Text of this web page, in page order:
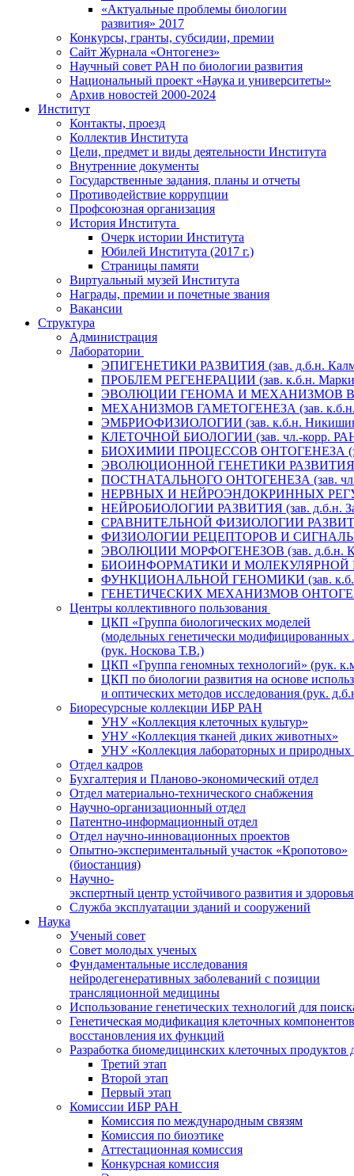
«Актуальные проблемы биологии
развития» 2017
Конкурсы, гранты, субсидии, премии
Сайт Журнала «Онтогенез»
Научный совет РАН по биологии развития
Национальный проект «Наука и университеты»
Архив новостей 2000-2024
Институт
Контакты, проезд
Коллектив Института
Цели, предмет и виды деятельности Института
Внутренние документы
Государственные задания, планы и отчеты
Противодействие коррупции
Профсоюзная организация
История Института
Очерк истории Института
Юбилей Института (2017 г.)
Страницы памяти
Виртуальный музей Института
Награды, премии и почетные звания
Вакансии
Структура
Администрация
Лаборатории
ЭПИГЕНЕТИКИ РАЗВИТИЯ (зав. д.б.н.
ПРОБЛЕМ РЕГЕНЕРАЦИИ (зав. к.б.н.
ЭВОЛЮЦИИ ГЕНОМА И МЕХАНИЗМОВ
МЕХАНИЗМОВ ГАМЕТОГЕНЕЗА (зав.
ЭМБРИОФИЗИОЛОГИИ (зав. к.б.н.
КЛЕТОЧНОЙ БИОЛОГИИ (зав. чл.-корр. РАН
БИОХИМИИ ПРОЦЕССОВ ОНТОГЕНЕЗА
ЭВОЛЮЦИОННОЙ ГЕНЕТИКИ РАЗВИТИЯ
ПОСТНАТАЛЬНОГО ОНТОГЕНЕЗА (зав. чл.-
НЕРВНЫХ И НЕЙРОЭНДОКРИННЫХ
НЕЙРОБИОЛОГИИ РАЗВИТИЯ (зав. д.б.н.
СРАВНИТЕЛЬНОЙ ФИЗИОЛОГИИ РАЗВИТИЯ
ФИЗИОЛОГИИ РЕЦЕПТОРОВ И
ЭВОЛЮЦИИ МОРФОГЕНЕЗОВ (зав. д.б.н.
БИОИНФОРМАТИКИ И МОЛЕКУЛЯРНОЙ
ФУНКЦИОНАЛЬНОЙ ГЕНОМИКИ (зав.
ГЕНЕТИЧЕСКИХ МЕХАНИЗМОВ
Центры коллективного пользования
ЦКП «Группа биологических моделей
(модельных генетически
(рук. Носкова Т.В.)
ЦКП «Группа геномных технологий» (рук.
ЦКП по биологии развития на основе
и оптических методов исследования (рук.
Биоресурсные коллекции ИБР РАН
УНУ «Коллекция клеточных культур»
УНУ «Коллекция тканей диких животных»
УНУ «Коллекция лабораторных и природных
Отдел кадров
Бухгалтерия и Планово-экономический отдел
Отдел материально-технического снабжения
Научно-организационный отдел
Патентно-информационный отдел
Отдел научно-инновационных проектов
Опытно-экспериментальный участок «Кропотово»
(биостанция)
Научно-
экспертный центр устойчивого развития и
Служба эксплуатации зданий и сооружений
Наука
Ученый совет
Совет молодых ученых
Фундаментальные исследования
нейродегенеративных заболеваний с позиции
трансляционной медицины
Использование генетических технологий для
Генетическая модификация клеточных
восстановления их функций
Разработка биомедицинских клеточных продуктов
Третий этап
Второй этап
Первый этап
Комиссии ИБР РАН
Комиссия по международным связям
Комиссия по биоэтике
Аттестационная комиссия
Конкурсная комиссия